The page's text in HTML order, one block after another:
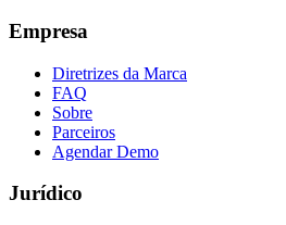
Empresa
Diretrizes da Marca
FAQ
Sobre
Parceiros
Agendar Demo
Jurídico